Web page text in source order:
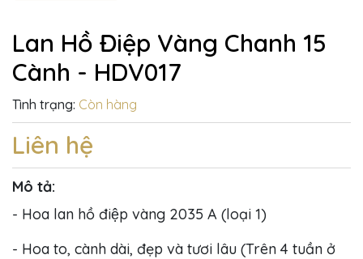
Lan Hồ Điệp Vàng Chanh 15
Cành - HDV017
Tình trạng: Còn hàng
Liên hệ
Mô tả:
- Hoa lan hồ điệp vàng 2035 A (loại 1)
- Hoa to, cành dài, đẹp và tươi lâu (Trên 4 tuần ở